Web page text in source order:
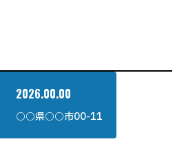
2026.00.00
○○県○○市00-11